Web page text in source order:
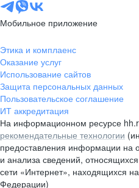
Мобильное приложение
Этика и комплаенс
Оказание услуг
Использование сайтов
Защита персональных данных
Пользовательское соглашение
ИТ аккредитация
На информационном ресурсе
рекомендательные технологии
предоставления информации на
и анализа сведений,
сети «Интернет», находящихся
Федерации)